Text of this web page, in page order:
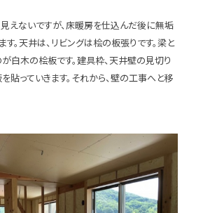
えないですが、床暖房を仕込んだ後に無垢
す。天井は、リビングは桧の板張りです。梁と
白木の桧板です。建具枠、天井壁の見切り
貼っていきます。それから、壁の工事へと移